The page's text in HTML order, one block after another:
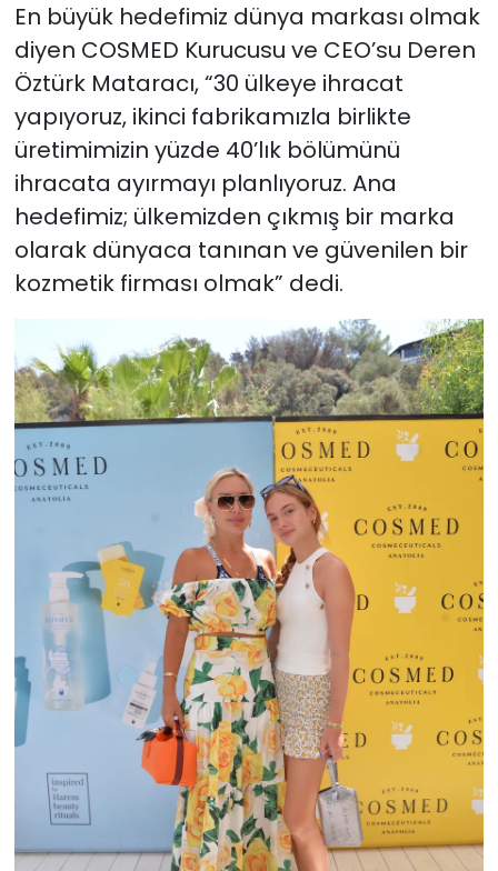
En büyük hedefimiz dünya markası olmak
diyen COSMED Kurucusu ve CEO’su Deren
Öztürk Mataracı, “30 ülkeye ihracat
yapıyoruz, ikinci fabrikamızla birlikte
üretimimizin yüzde 40’lık bölümünü
ihracata ayırmayı planlıyoruz. Ana
hedefimiz; ülkemizden çıkmış bir marka
olarak dünyaca tanınan ve güvenilen bir
kozmetik firması olmak” dedi.